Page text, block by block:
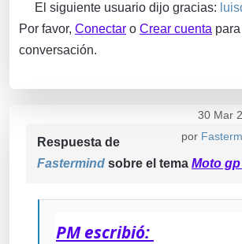
El siguiente usuario dijo gracias:
Por favor, Conectar o Crear cuenta
conversación.
30 Mar
por
Respuesta de
Fastermind sobre el tema Moto
PM escribió: